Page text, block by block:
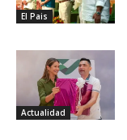
El Pais
Actualidad